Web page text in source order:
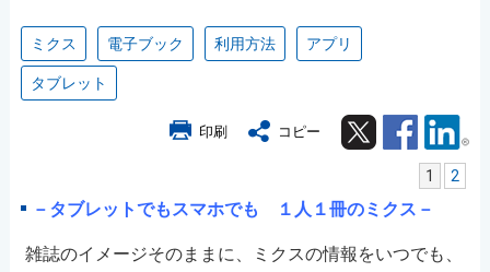
ミクス 電子ブック 利用方法 アプリ
タブレット
印刷 コピー Twitter Facebook
1 2
－タブレットでもスマホでも １人１冊のミクス－
雑誌のイメージそのままに、ミクスの情報をいつでも、